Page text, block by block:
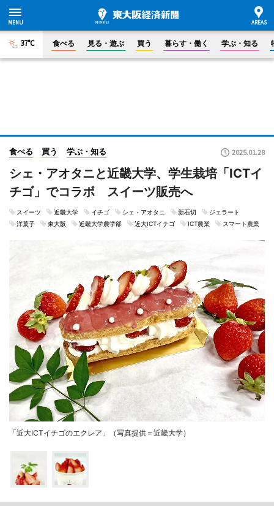
37°C 食べる 見る・遊ぶ 買う 暮らす・働く 学ぶ・知る
食べる 買う 学ぶ・知る 2025.01.28
シェ・アオタニと近畿大学、学生栽培「ICTイ
チゴ」でコラボ スイーツ販売へ
スイーツ 近畿大学 イチゴ シェ・アオタニ 新石切
ジェラート
洋菓子
東大阪 近畿大学農学部 近大ICTイチゴ ICT農業 スマート農業
「近大ICTイチゴのエクレア」（写真提供＝近畿大学）